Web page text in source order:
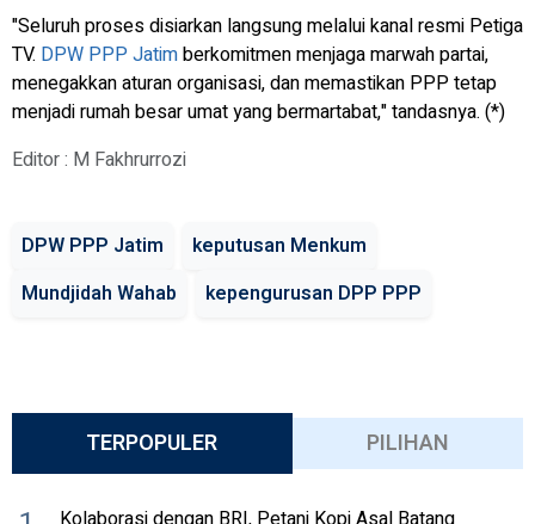
"Seluruh proses disiarkan langsung melalui kanal resmi Petiga
TV. DPW PPP Jatimberkomitmen menjaga marwah partai,
menegakkan aturan organisasi, dan memastikan PPP tetap
menjadi rumah besar umat yang bermartabat," tandasnya. (*)
Editor : M Fakhrurrozi
DPW PPP Jatim
keputusan Menkum
Mundjidah Wahab
kepengurusan DPP PPP
TERPOPULER PILIHAN